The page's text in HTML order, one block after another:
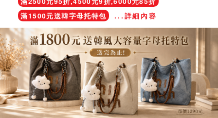
滿1500元送韓字母托特包
...詳細內容